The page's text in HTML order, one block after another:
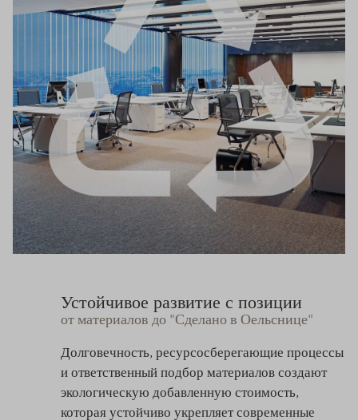
Устойчивое развитие с позиции
от материалов до "Сделано в Оельснице"
Долговечность, ресурсосберегающие процессы
и ответственный подбор материалов создают
экологическую добавленную стоимость,
которая устойчиво укрепляет современные